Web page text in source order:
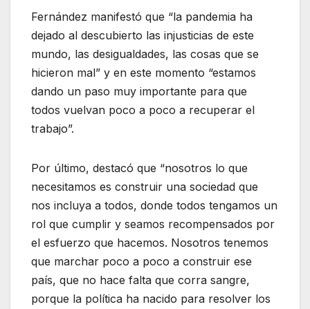
Fernández manifestó que “la pandemia ha
dejado al descubierto las injusticias de este
mundo, las desigualdades, las cosas que se
hicieron mal” y en este momento “estamos
dando un paso muy importante para que
todos vuelvan poco a poco a recuperar el
trabajo”.
Por último, destacó que “nosotros lo que
necesitamos es construir una sociedad que
nos incluya a todos, donde todos tengamos un
rol que cumplir y seamos recompensados por
el esfuerzo que hacemos. Nosotros tenemos
que marchar poco a poco a construir ese
país, que no hace falta que corra sangre,
porque la política ha nacido para resolver los